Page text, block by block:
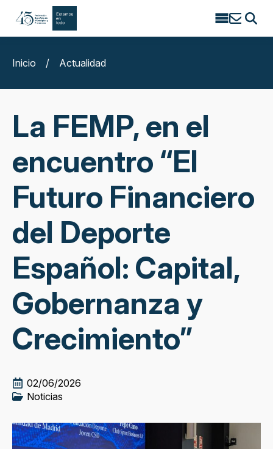
Search
Inicio
/ Actualidad
La FEMP, en el
encuentro “El
Futuro Financiero
del Deporte
Español: Capital,
Gobernanza y
Crecimiento”
02/06/2026
Noticias